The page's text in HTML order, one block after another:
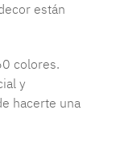
están
colores.
y
hacerte una